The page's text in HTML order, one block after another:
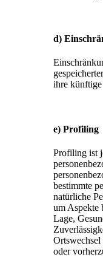
d)
ihre künftige
e) Profiling
Profiling ist
bestimmte
natürliche
um Aspekte
Lage,
Ortswechsel
oder